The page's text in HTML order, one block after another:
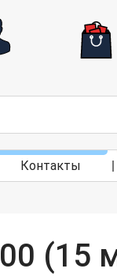
Контакты
(15